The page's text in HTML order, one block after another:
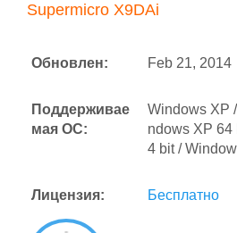
Supermicro X9DAi
Обновлен: Feb 21, 2014
Поддерживае
мая ОС:
Windows XP
ndows XP 64
4 bit /
Лицензия: Бесплатно